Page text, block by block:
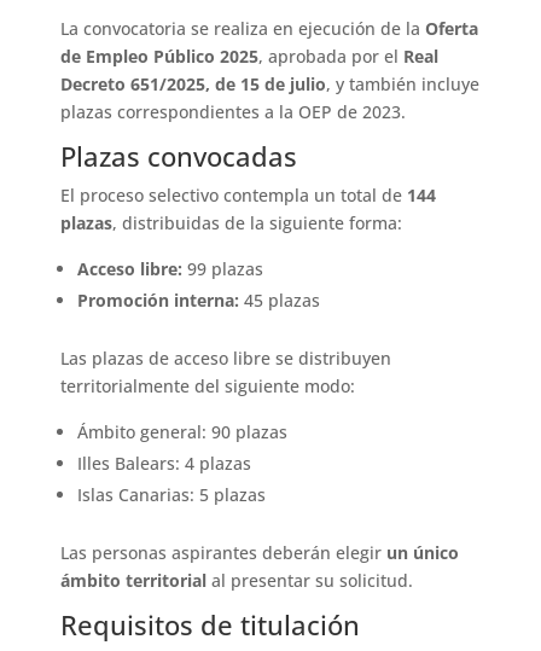
La convocatoria se realiza en ejecución de laOferta
de Empleo Público 2025, aprobada por el Real
Decreto 651/2025, de 15 de julio, y también incluye
plazas correspondientes a la OEP de 2023.
Plazas convocadas
El proceso selectivo contempla un total de 144
plazas, distribuidas de la siguiente forma:
Acceso libre: 99 plazas
Promoción interna: 45 plazas
Las plazas de acceso libre se distribuyen
territorialmente del siguiente modo:
Ámbito general: 90 plazas
Illes Balears: 4 plazas
Islas Canarias: 5 plazas
Las personas aspirantes deberán elegir un único
ámbito territorial al presentar su solicitud.
Requisitos de titulación